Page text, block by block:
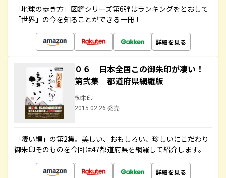
「地球の歩き方」図鑑シリーズ第6弾はランキングをとおして
「世界」の今を知ることができる一冊！
詳細を見る
０６ 日本全国この御朱印が凄い！
第弐集 都道府県網羅版
御朱印
2015.02.26 発売
「凄い編」の第2集。美しい、おもしろい、珍しいにこだわり
御朱印そのものを今回は47都道府県を網羅して紹介します。
詳細を見る